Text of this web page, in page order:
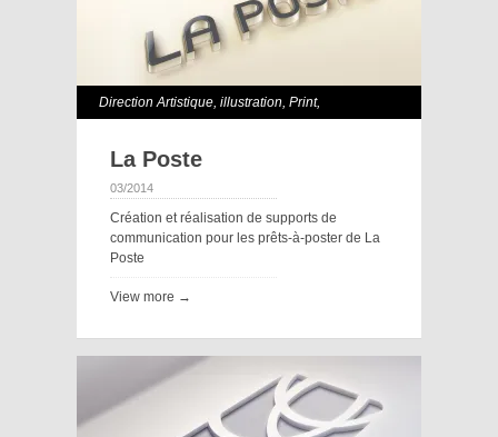
Direction Artistique, illustration, Print,
La Poste
03/2014
Création et réalisation de supports de
communication pour les prêts-à-poster de La
Poste
View more →